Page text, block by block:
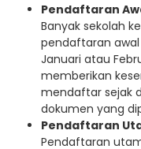
Pendaftaran
Banyak sekolah
pendaftaran
Januari atau
memberikan
mendaftar sejak
dokumen yang
Pendaftaran
Pendaftaran